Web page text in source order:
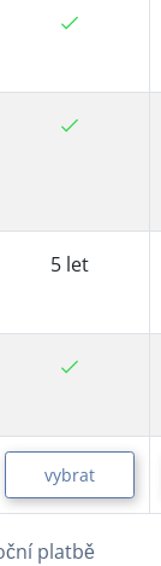
5 let
vybrat
platbě